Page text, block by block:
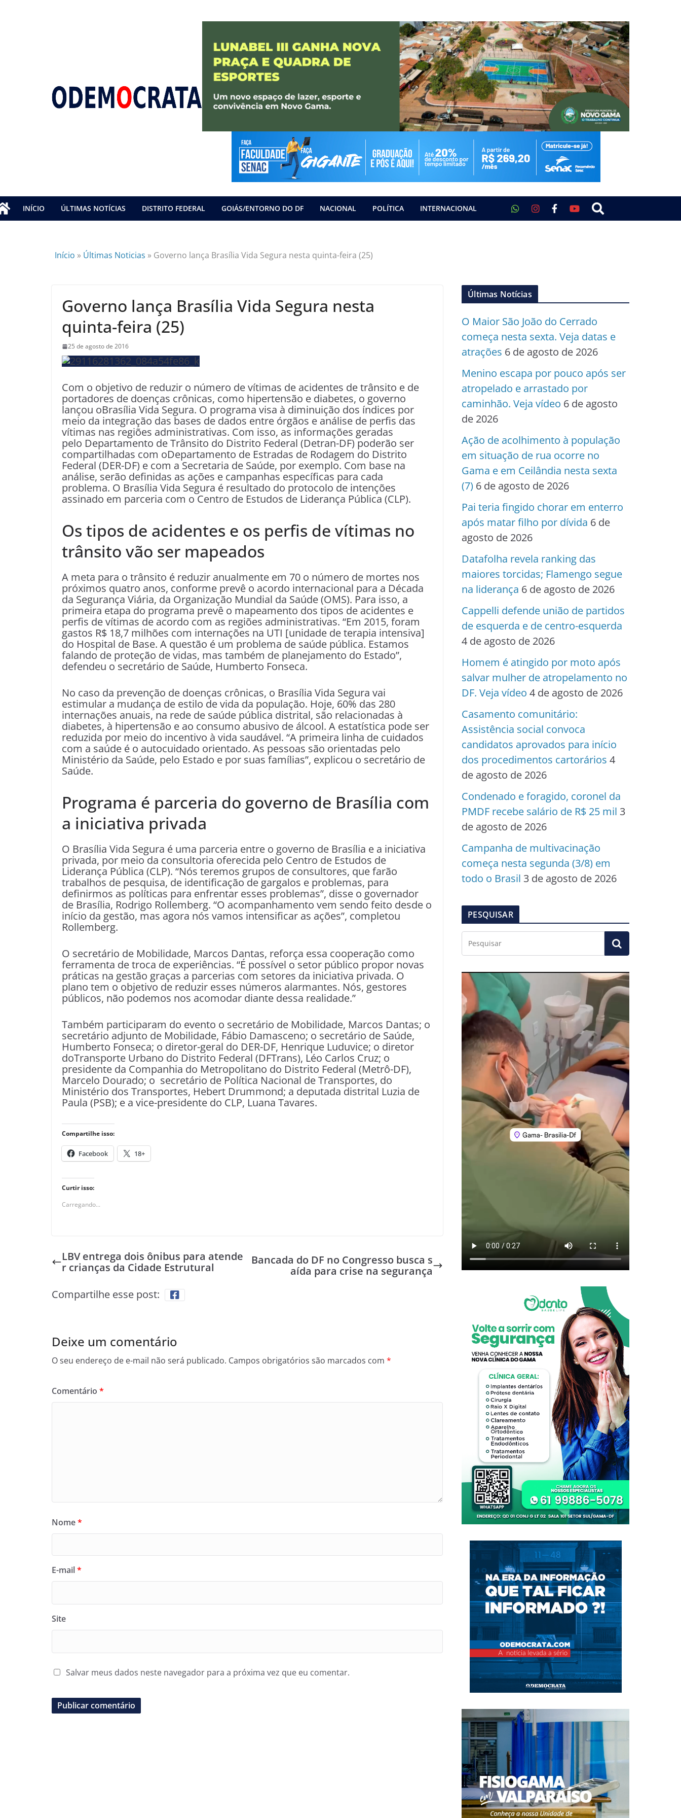
INÍCIO ÚLTIMAS NOTÍCIAS DISTRITO FEDERAL GOIÁS/ENTORNO DO DF NACIONAL POLÍTICA INTERNACIONAL
Início » Últimas Noticias » Governo lança Brasília Vida Segura nesta quinta-feira (25)
Governo lança Brasília Vida Segura nesta
quinta-feira (25)
25 de agosto de 2016
Com o objetivo de reduzir o número de vítimas de acidentes de trânsito e de
portadores de doenças crônicas, como hipertensão e diabetes, o governo
lançou oBrasília Vida Segura. O programa visa à diminuição dos índices por
meio da integração das bases de dados entre órgãos e análise de perfis das
vítimas nas regiões administrativas. Com isso, as informações geradas
pelo Departamento de Trânsito do Distrito Federal (Detran-DF) poderão ser
compartilhadas com oDepartamento de Estradas de Rodagem do Distrito
Federal (DER-DF) e com a Secretaria de Saúde, por exemplo. Com base na
análise, serão definidas as ações e campanhas específicas para cada
problema. O Brasília Vida Segura é resultado do protocolo de intenções
assinado em parceria com o Centro de Estudos de Liderança Pública (CLP).
Os tipos de acidentes e os perfis de vítimas no
trânsito vão ser mapeados
A meta para o trânsito é reduzir anualmente em 70 o número de mortes nos
próximos quatro anos, conforme prevê o acordo internacional para a Década
da Segurança Viária, da Organização Mundial da Saúde (OMS). Para isso, a
primeira etapa do programa prevê o mapeamento dos tipos de acidentes e
perfis de vítimas de acordo com as regiões administrativas. “Em 2015, foram
gastos R$ 18,7 milhões com internações na UTI [unidade de terapia intensiva]
do Hospital de Base. A questão é um problema de saúde pública. Estamos
falando de proteção de vidas, mas também de planejamento do Estado”,
defendeu o secretário de Saúde, Humberto Fonseca.
No caso da prevenção de doenças crônicas, o Brasília Vida Segura vai
estimular a mudança de estilo de vida da população. Hoje, 60% das 280
internações anuais, na rede de saúde pública distrital, são relacionadas à
diabetes, à hipertensão e ao consumo abusivo de álcool. A estatística pode ser
reduzida por meio do incentivo à vida saudável. “A primeira linha de cuidados
com a saúde é o autocuidado orientado. As pessoas são orientadas pelo
Ministério da Saúde, pelo Estado e por suas famílias”, explicou o secretário de
Saúde.
Programa é parceria do governo de Brasília com
a iniciativa privada
O Brasília Vida Segura é uma parceria entre o governo de Brasília e a iniciativa
privada, por meio da consultoria oferecida pelo Centro de Estudos de
Liderança Pública (CLP). “Nós teremos grupos de consultores, que farão
trabalhos de pesquisa, de identificação de gargalos e problemas, para
definirmos as políticas para enfrentar esses problemas”, disse o governador
de Brasília, Rodrigo Rollemberg. “O acompanhamento vem sendo feito desde o
início da gestão, mas agora nós vamos intensificar as ações”, completou
Rollemberg.
O secretário de Mobilidade, Marcos Dantas, reforça essa cooperação como
ferramenta de troca de experiências. “É possível o setor público propor novas
práticas na gestão graças a parcerias com setores da iniciativa privada. O
plano tem o objetivo de reduzir esses números alarmantes. Nós, gestores
públicos, não podemos nos acomodar diante dessa realidade.”
Também participaram do evento o secretário de Mobilidade, Marcos Dantas; o
secretário adjunto de Mobilidade, Fábio Damasceno; o secretário de Saúde,
Humberto Fonseca; o diretor-geral do DER-DF, Henrique Luduvice; o diretor
doTransporte Urbano do Distrito Federal (DFTrans), Léo Carlos Cruz; o
presidente da Companhia do Metropolitano do Distrito Federal (Metrô-DF),
Marcelo Dourado; o secretário de Política Nacional de Transportes, do
Ministério dos Transportes, Hebert Drummond; a deputada distrital Luzia de
Paula (PSB); e a vice-presidente do CLP, Luana Tavares.
Compartilhe isso:
Facebook 18+
Curtir isso:
Carregando...
LBV entrega dois ônibus para atende
r crianças da Cidade Estrutural
Bancada do DF no Congresso busca s
aída para crise na segurança
Compartilhe esse post:
Deixe um comentário
O seu endereço de e-mail não será publicado. Campos obrigatórios são marcados com *
Comentário *
Nome*
E-mail*
Site
Salvar meus dados neste navegador para a próxima vez que eu comentar.
Últimas Notícias
O Maior São João do Cerrado
começa nesta sexta. Veja datas e
atrações 6 de agosto de 2026
Menino escapa por pouco após ser
atropelado e arrastado por
caminhão. Veja vídeo 6 de agosto
de 2026
Ação de acolhimento à população
em situação de rua ocorre no
Gama e em Ceilândia nesta sexta
(7) 6 de agosto de 2026
Pai teria fingido chorar em enterro
após matar filho por dívida 6 de
agosto de 2026
Datafolha revela ranking das
maiores torcidas; Flamengo segue
na liderança 6 de agosto de 2026
Cappelli defende união de partidos
de esquerda e de centro-esquerda
4 de agosto de 2026
Homem é atingido por moto após
salvar mulher de atropelamento no
DF. Veja vídeo 4 de agosto de 2026
Casamento comunitário:
Assistência social convoca
candidatos aprovados para início
dos procedimentos cartorários 4
de agosto de 2026
Condenado e foragido, coronel da
PMDF recebe salário de R$ 25 mil 3
de agosto de 2026
Campanha de multivacinação
começa nesta segunda (3/8) em
todo o Brasil 3 de agosto de 2026
PESQUISAR